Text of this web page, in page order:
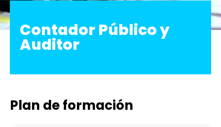
Contador Público y
Auditor
Plan de formación